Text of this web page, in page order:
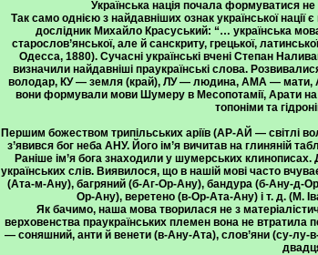
Українська нація почала формуватися не
Так само однією з найдавніших ознак української
дослідник Михайло Красуський: “… українська
старослов’янської, але й санскриту, грецької,
Одесса, 1880). Сучасні українські вчені Степан
визначили найдавніші праукраїнські слова.
володар, КУ — земля (край), ЛУ — людина, АМА — мати,
вони формували мови Шумеру в Месопотамії, Арати на
топоніми та
Першим божеством трипільських аріїв (АР-АЙ — світлі
з’явився бог неба АНУ. Його ім’я вичитав на глиняній
Раніше ім’я бога знаходили у шумерських
українських слів. Виявилося, що в нашій мові часто
(Ата-м-Ану), багряний (б-Аг-Ор-Ану), бандура (б-Ану-д-
Ор-Ану), веретено (в-Ор-Ата-Ану) і т. д. (М.
Як бачимо, наша мова творилася не з
верховенства праукраїнських племен вона не втратила
— соняшний, анти й венети (в-Ану-Ата), слов’яни (су-лу-